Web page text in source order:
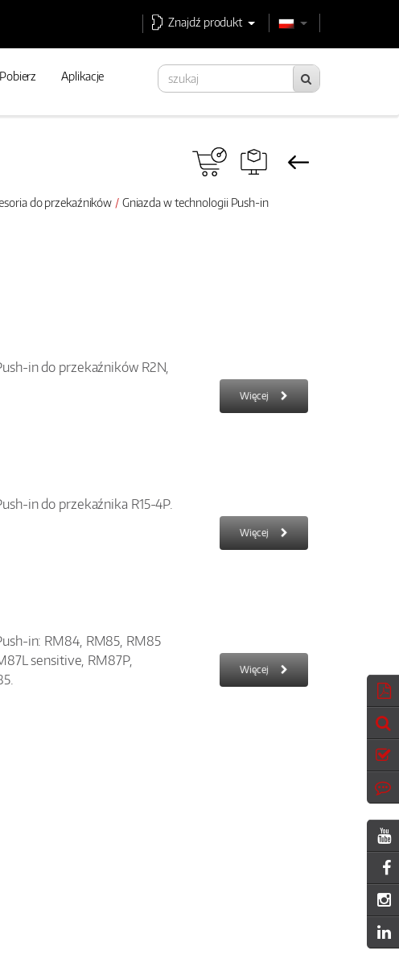
Znajdź produkt
Pobierz Aplikacje
do przekaźników Gniazda w technologii Push-in
in do przekaźników R2N,
Więcej
in do przekaźnika R15-4P.
Więcej
in: RM84, RM85, RM85
sensitive, RM87P,
Więcej